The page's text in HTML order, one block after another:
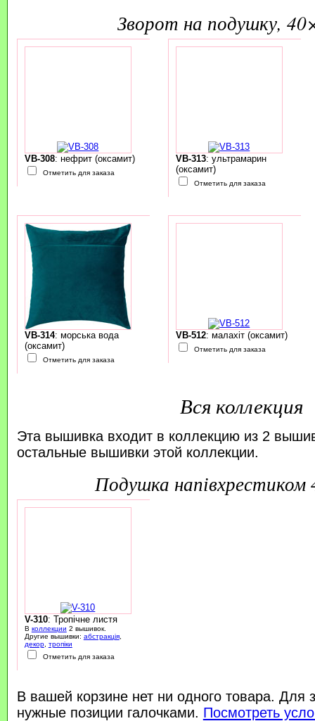
зворот на подушку,
VB-308: нефрит (оксамит)
Отметить для заказа
VB-313: ультрамарин
(оксамит)
Отметить для заказа
VB-314: морська вода
(оксамит)
Отметить для заказа
VB-512: малахіт (оксамит)
Отметить для заказа
Вся коллекция
Эта вышивка входит в коллекцию из 2
остальные вышивки этой коллекции.
подушка
V-310: Тропічне листя
В коллекции 2 вышивок.
Другие вышивки: абстракція,
декор, тропіки
Отметить для заказа
В вашей корзине нет ни одного товара. Для
нужные позиции галочками. Посмотреть